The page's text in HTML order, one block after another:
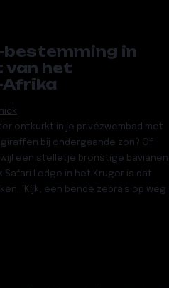
bestemming in
van het
Afrika
ontkurkt in je privézwembad met
bij ondergaande zon? Of
een stelletje bronstige bavianen
Lodge in het Kruger is dat
“Kijk, een bende zebra’s op weg